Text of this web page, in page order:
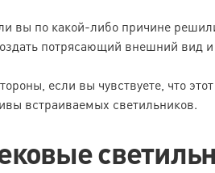
вы по какой-либо причине
потрясающий внешний вид
если вы чувствуете, что
встраиваемых светильников.